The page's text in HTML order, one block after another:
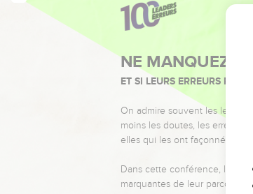
de tant
28 Mais
Je me
29 Il se
30 Tombe